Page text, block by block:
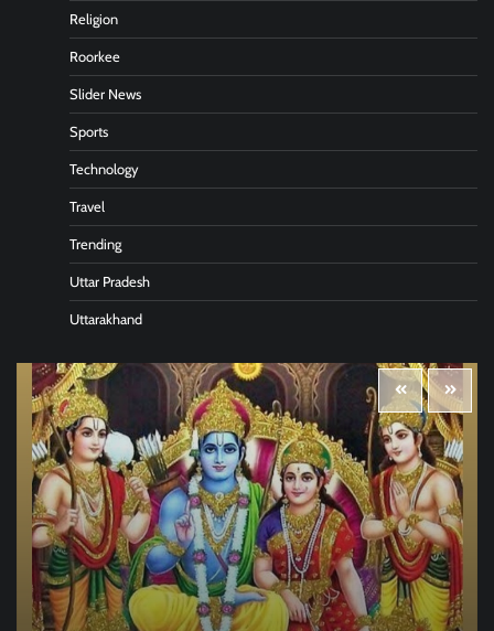
Religion
Roorkee
Slider News
Sports
Technology
Travel
Trending
Uttar Pradesh
Uttarakhand